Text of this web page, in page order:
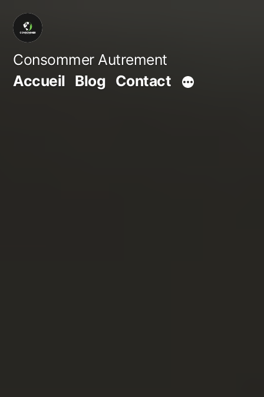
Aller
contenu
Consommer Autrement
Accueil Blog Contact